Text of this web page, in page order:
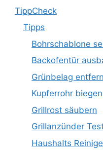
TippCheck
Tipps
Bohrschablone
Backofentür
Grünbelag
Kupferrohr biegen
Grillrost säubern
Grillanzünder
Haushalts